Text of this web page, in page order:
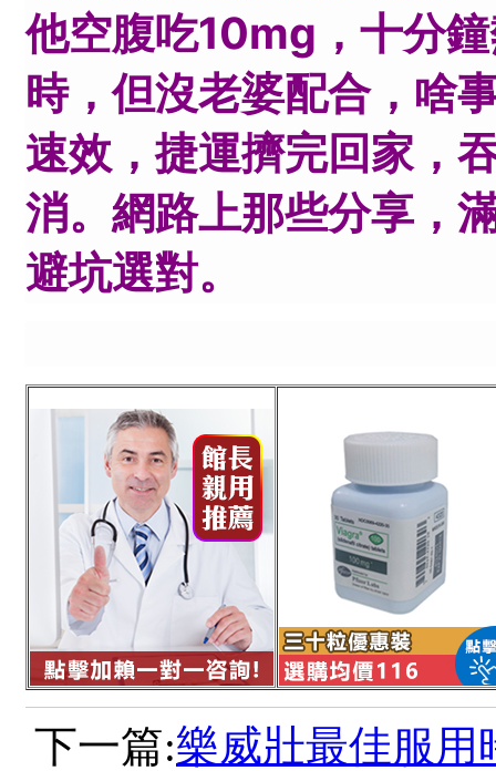
他空腹吃10mg，十分
時，但沒老婆配合，啥
速效，捷運擠完回家，
消。網路上那些分享，
避坑選對。
下一篇:樂威壯最佳服用